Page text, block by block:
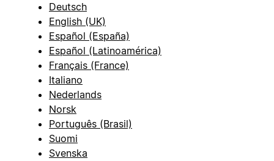
Deutsch
English (UK)
Español (España)
Español (Latinoamérica)
Français (France)
Italiano
Nederlands
Norsk
Português (Brasil)
Suomi
Svenska